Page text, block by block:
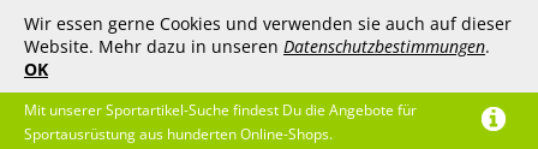
Wir essen gerne Cookies und verwenden sie auch auf dieser
Website. Mehr dazu in unseren Datenschutzbestimmungen.
OK
Mit unserer Sportartikel-Suche findest Du die Angebote für
Sportausrüstung aus hunderten Online-Shops.